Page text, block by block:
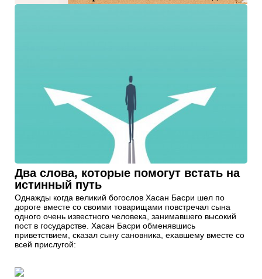
Два слова, которые помогут встать на
истинный путь
Однажды когда великий богослов Хасан Басри шел по
дороге вместе со своими товарищами повстречал сына
одного очень известного человека, занимавшего высокий
пост в государстве. Хасан Басри обменявшись
приветствием, сказал сыну сановника, ехавшему вместе со
всей прислугой: